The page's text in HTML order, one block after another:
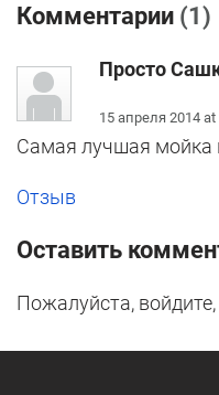
Комментарии (1)
Просто
15 апреля 2014 at
Самая лучшая мойка
Отзыв
Оставить
Пожалуйста,